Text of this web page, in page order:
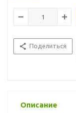
Поделиться
Описание